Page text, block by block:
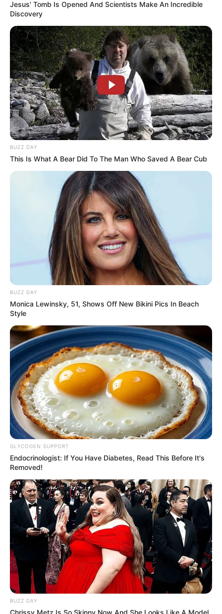
Deutschlandund hier gibt esTipps für weltweite
. Hierzu gehören spannende Reiseberichte
Insel der Dämonen, Monster, Drachen, Götter
und tausend Tempelsowie dieOstküste von Australien
Von dieser Seite aus können Hotels, Pensionen,
Ferienwohnungen und Urlaubsunterkünfte verschiedener
Anbieter an der Ostsee gesucht und online gebucht
Deutschlandweit Veranstaltung kostenlos
eintragen:
Wäre es nicht besser, wenn sich die Präsidenten und
Generäle mit Knüppeln gegenseitig erschlagen würden,
statt mit ihren Herdenarmeen so viele andere Menschen
Quermania folgen: Impressum & Kontakt
Smartphone Startseite
Suchen:
Jesus' Tomb Is Opened And Scientists Make An Incredible
Discovery
BUZZ DAY
This Is What A Bear Did To The Man Who Saved A Bear Cub
BUZZ DAY
Monica Lewinsky, 51, Shows Off New Bikini Pics In Beach
Style
GLYCOGEN SUPPORT
Endocrinologist: If You Have Diabetes, Read This Before It's
Removed!
BUZZ DAY